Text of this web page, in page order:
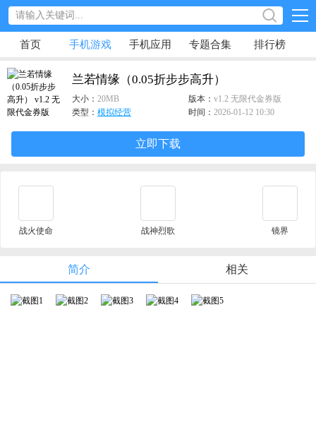
首页 手机游戏 手机应用 专题合集 排行榜
兰若情缘（0.05折步步高升）
大小： 20MB 版本： v1.2 无限代金券版
类型： 模拟经营 时间： 2026-01-12 10:30
立即下载
战火使命 战神烈歌 镜界
简介 相关